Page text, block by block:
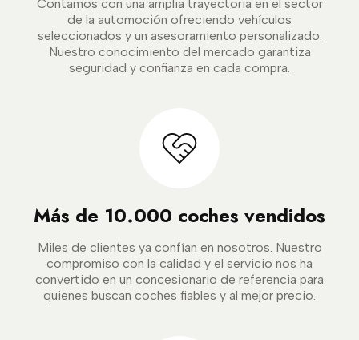
Contamos con una amplia trayectoria en el sector
de la automoción ofreciendo vehículos
seleccionados y un asesoramiento personalizado.
Nuestro conocimiento del mercado garantiza
seguridad y confianza en cada compra.
Más de 10.000 coches vendidos
Miles de clientes ya confían en nosotros. Nuestro
compromiso con la calidad y el servicio nos ha
convertido en un concesionario de referencia para
quienes buscan coches fiables y al mejor precio.